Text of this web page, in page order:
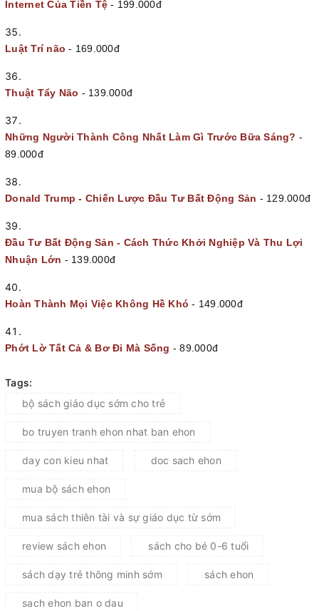
Internet Của Tiền Tệ - 199.000đ
Luật Trí não - 169.000đ
Thuật Tẩy Não - 139.000đ
Những Người Thành Công Nhất Làm Gì Trước Bữa Sáng? -
89.000đ
Donald Trump - Chiến Lược Đầu Tư Bất Động Sản - 129.000đ
Đầu Tư Bất Động Sản - Cách Thức Khởi Nghiệp Và Thu Lợi
Nhuận Lớn - 139.000đ
Hoàn Thành Mọi Việc Không Hề Khó - 149.000đ
Phớt Lờ Tất Cả & Bơ Đi Mà Sống - 89.000đ
Tags:
bộ sách giáo dục sớm cho trẻ
bo truyen tranh ehon nhat ban ehon
day con kieu nhat doc sach ehon
mua bộ sách ehon
mua sách thiên tài và sự giáo dục từ sớm
review sách ehon sách cho bé 0-6 tuổi
sách dạy trẻ thông minh sớm sách ehon
sach ehon ban o dau